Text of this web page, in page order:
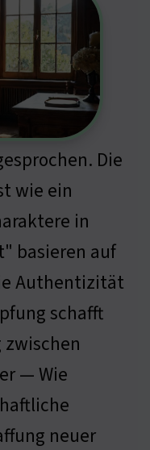
Die
wie ein
in
basieren auf
Authentizität
schafft
— Wie
neuer